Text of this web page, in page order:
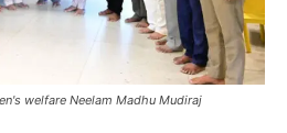
welfare Neelam Madhu Mudiraj